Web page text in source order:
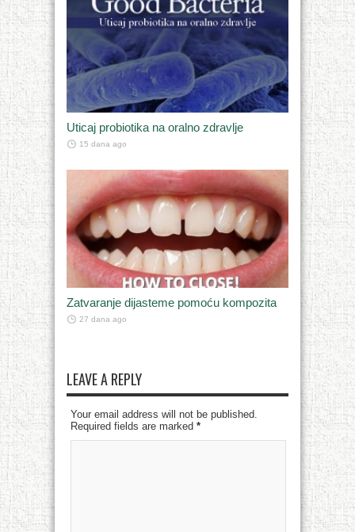
Uticaj probiotika na oralno zdravlje
15 dana ago
Zatvaranje dijasteme pomoću kompozita
27 dana ago
LEAVE A REPLY
Your email address will not be published.
Required fields are marked *